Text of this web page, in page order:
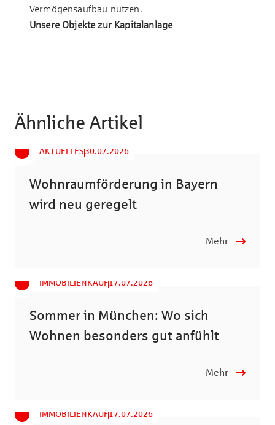
Vermögensaufbau nutzen.
Unsere Objekte zur Kapitalanlage
Ähnliche Artikel
AKTUELLES30.07.2026
Wohnraumförderung in Bayern
wird neu geregelt
Mehr
IMMOBILIENKAUF 17.07.2026
Sommer in München: Wo sich
Wohnen besonders gut anfühlt
Mehr
IMMOBILIENKAUF 17.07.2026